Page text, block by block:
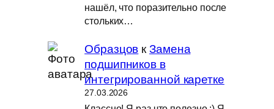
нашёл, что поразительно после
стольких…
Образцов кЗамена
подшипников в
интегрированной каретке
27.03.2026